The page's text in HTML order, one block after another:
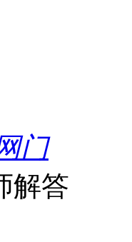
门
解答